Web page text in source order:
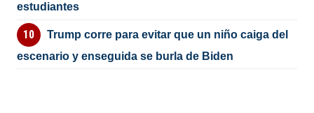
estudiantes
Trump corre para evitar que un niño caiga del
escenario y enseguida se burla de Biden